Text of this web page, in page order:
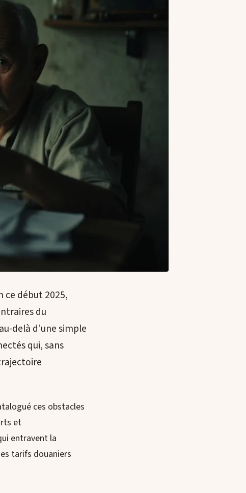
ce début 2025,
du
delà d’une simple
qui, sans
ces obstacles
et
entravent la
tarifs douaniers